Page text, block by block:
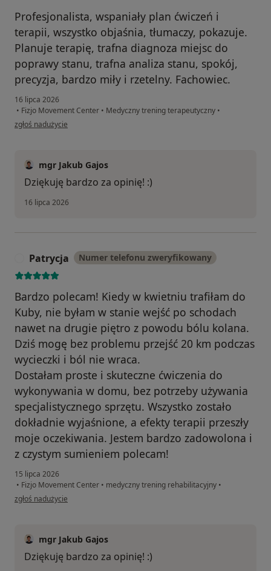
Profesjonalista, wspaniały plan ćwiczeń i
terapii, wszystko objaśnia, tłumaczy, pokazuje.
Planuje terapię, trafna diagnoza miejsc do
poprawy stanu, trafna analiza stanu, spokój,
precyzja, bardzo miły i rzetelny. Fachowiec.
16 lipca 2026
• Fizjo Movement Center • Medyczny trening terapeutyczny •
w opinii użytkownika Beata
zgłoś nadużycie
mgr Jakub Gajos
Dziękuję bardzo za opinię! :)
16 lipca 2026
Patrycja Numer telefonu zweryfikowany
Bardzo polecam! Kiedy w kwietniu trafiłam do
Kuby, nie byłam w stanie wejść po schodach
nawet na drugie piętro z powodu bólu kolana.
Dziś mogę bez problemu przejść 20 km podczas
wycieczki i ból nie wraca.
Dostałam proste i skuteczne ćwiczenia do
wykonywania w domu, bez potrzeby używania
specjalistycznego sprzętu. Wszystko zostało
dokładnie wyjaśnione, a efekty terapii przeszły
moje oczekiwania. Jestem bardzo zadowolona i
z czystym sumieniem polecam!
15 lipca 2026
• Fizjo Movement Center • medyczny trening rehabilitacyjny •
w opinii użytkownika Patrycja
zgłoś nadużycie
mgr Jakub Gajos
Dziękuję bardzo za opinię! :)